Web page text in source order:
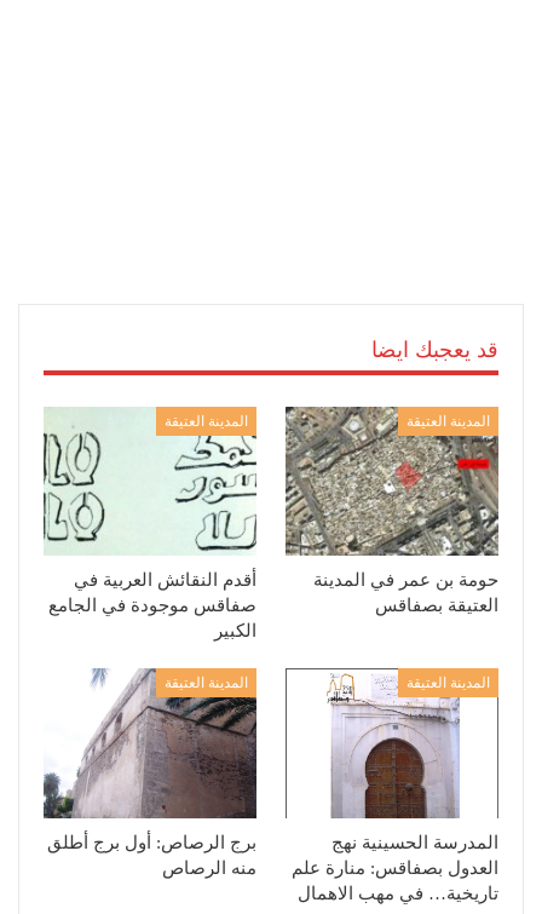
قد يعجبك ايضا
المدينة العتيقة
حومة بن عمر في المدينة
العتيقة بصفاقس
المدينة العتيقة
أقدم النقائش العربية في
صفاقس موجودة في الجامع
الكبير
المدينة العتيقة
المدرسة الحسينية نهج
العدول بصفاقس: منارة علم
تاريخية… في مهب الاهمال
المدينة العتيقة
برج الرصاص: أول برج أطلق
منه الرصاص